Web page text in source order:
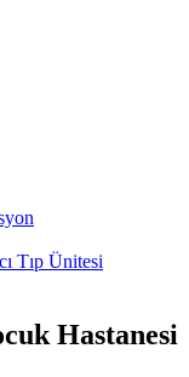
Tıp Ünitesi
Hastanesi